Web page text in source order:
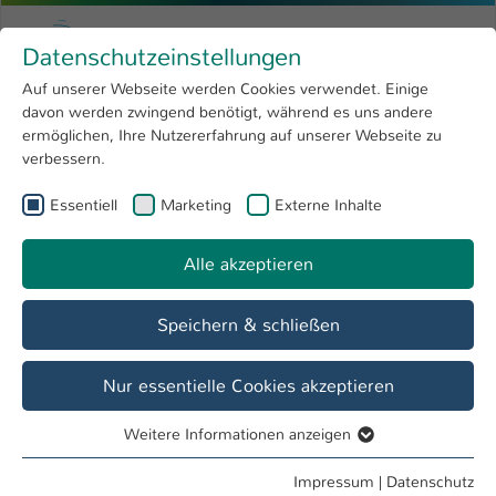
Menu
Forschung 4
Open submenu
Hochschule
International
Zum Hauptinhalt springen
Hochschule Kaiserslautern
Sie sind hier:
Qualitätsmanagement
Tag der Lehre 2025: KI, mein Co-Pilot?
Datenschutzeinstellungen
Auf unserer Webseite werden Cookies verwendet. Einige
davon werden zwingend benötigt, während es uns andere
ermöglichen, Ihre Nutzererfahrung auf unserer Webseite zu
verbessern.
Essentiell Marketing Externe Inhalte
Alle akzeptieren
Speichern & schließen
Nur essentielle Cookies akzeptieren
Essentielle Cookies werden für grundlegende Funktionen
Weitere Informationen anzeigen
Impressum | Datenschutz